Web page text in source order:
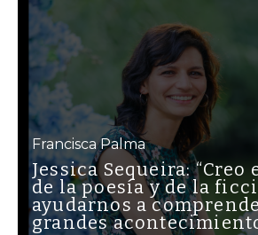
Francisca Palma
Jessica Sequeira: “Creo
de la poesía y de la
ayudarnos a
grandes